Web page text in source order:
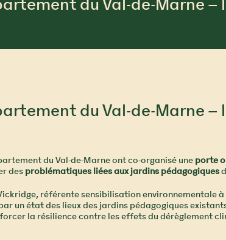
du Val-de-Marne
du Val-de-Marne
du Val-de-Marne ont co-organisé uneporte
desproblématiques liées aux jardins pédagogiques
référente sensibilisation environnementale
un état des lieux des jardins pédagogiques
la résilience contre les effets du dérèglement